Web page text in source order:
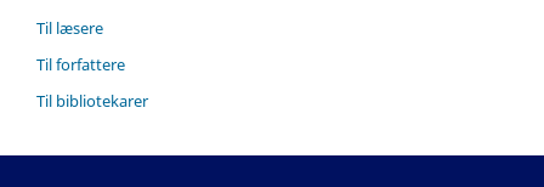
Til læsere
Til forfattere
Til bibliotekarer